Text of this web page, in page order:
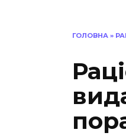
ГОЛОВНА »